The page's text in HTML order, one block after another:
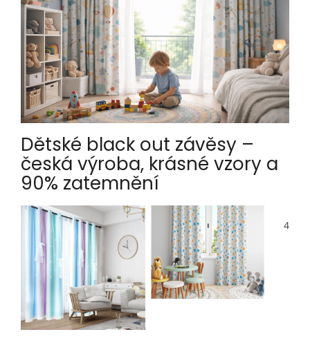
Dětské black out závěsy –
česká výroba, krásné vzory a
90% zatemnění
4